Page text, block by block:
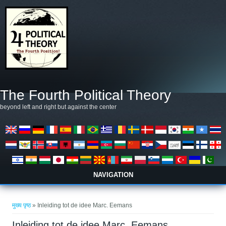
The Fourth Political Theory
beyond left and right but against the center
NAVIGATION
मुख्य पृष्ठ» Inleiding tot de idee Marc. Eemans